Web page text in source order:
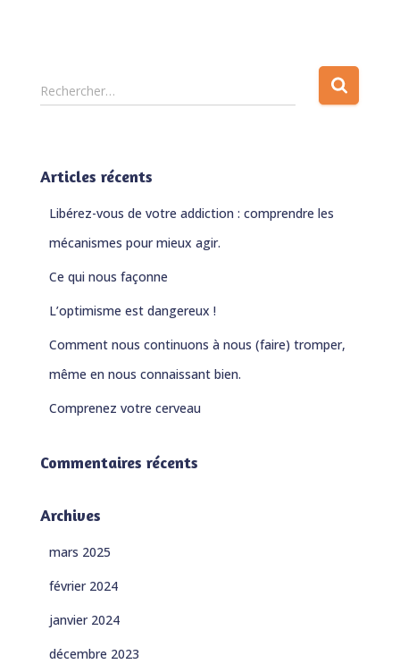
R
e
r
Rechercher…
Articles récents
Libérez-vous de votre addiction : comprendre les
mécanismes pour mieux agir.
Ce qui nous façonne
L’optimisme est dangereux !
Comment nous continuons à nous (faire) tromper,
même en nous connaissant bien.
Comprenez votre cerveau
Commentaires récents
Archives
mars 2025
février 2024
janvier 2024
décembre 2023